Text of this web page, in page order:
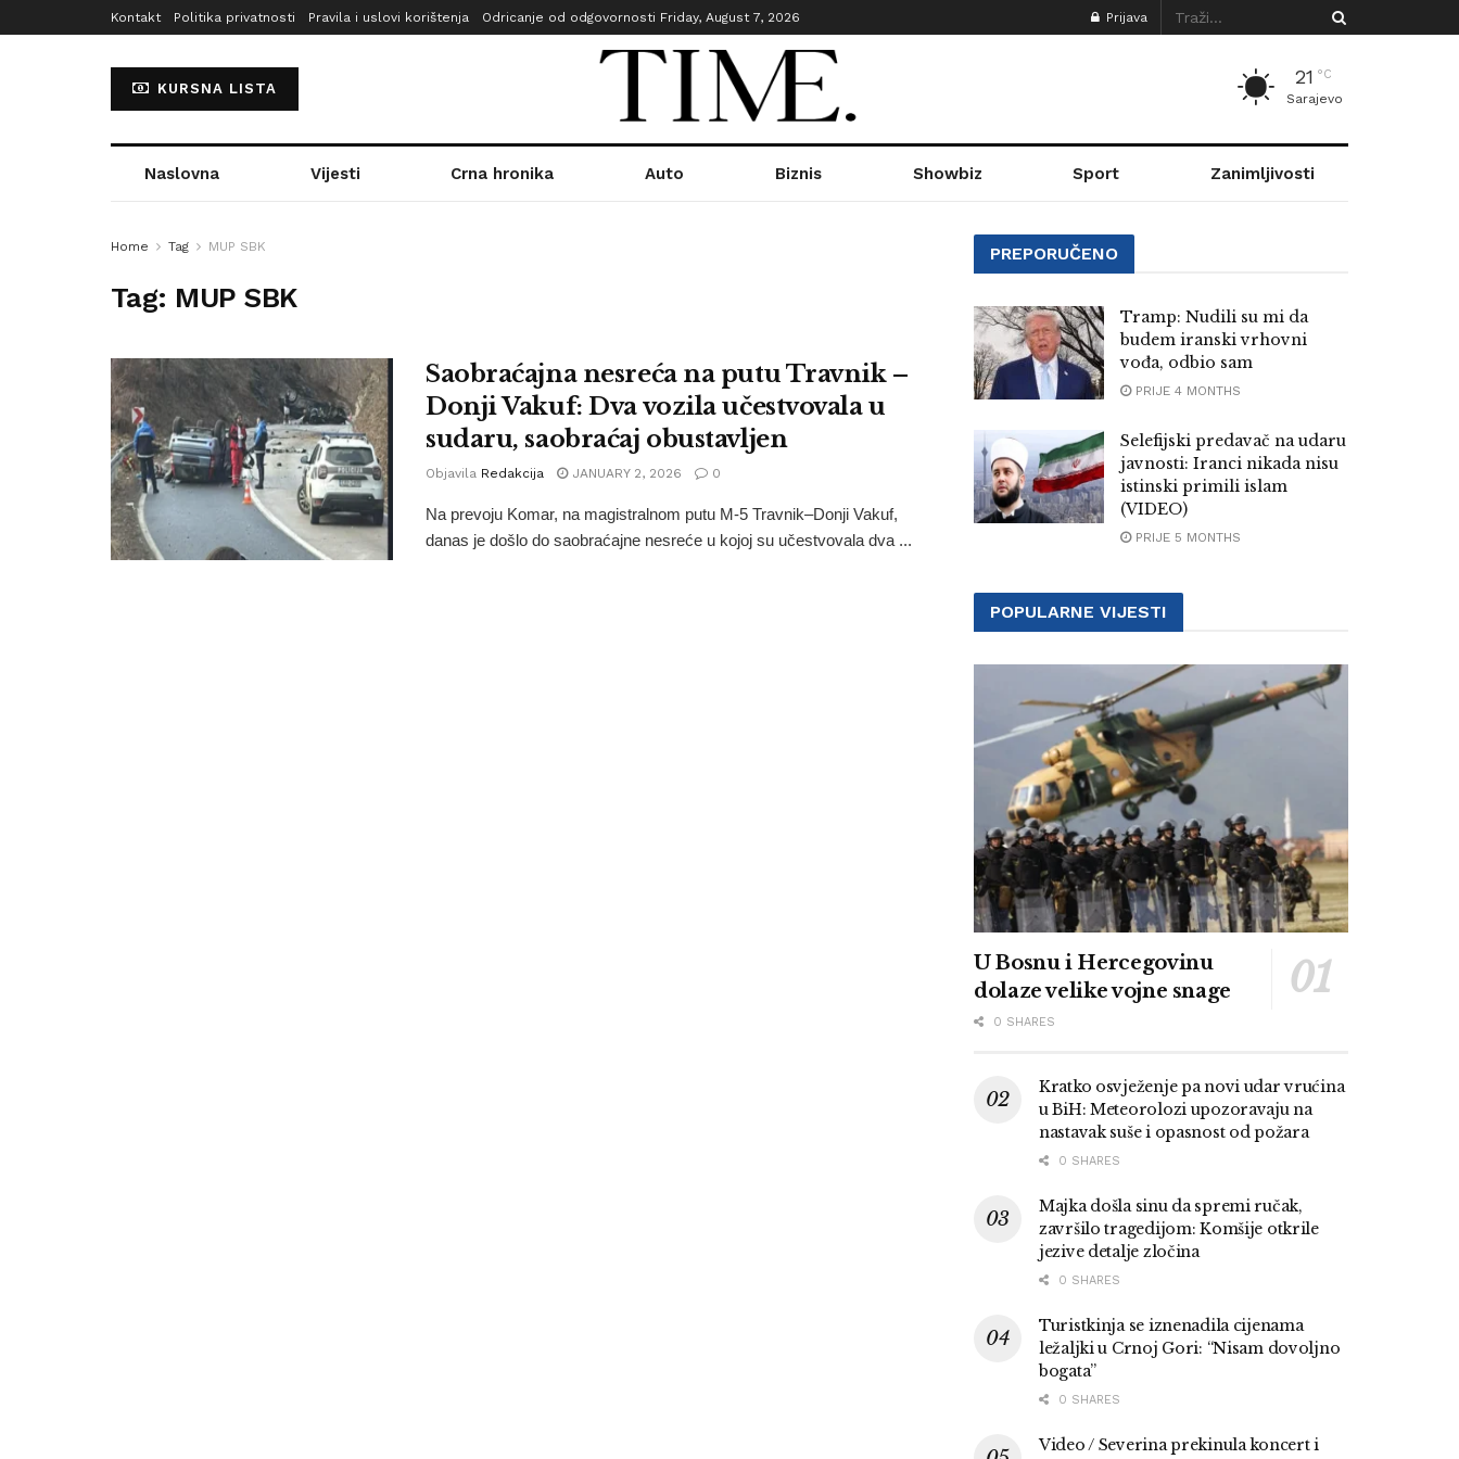
Kontakt Politika privatnosti Pravila i uslovi korištenja Odricanje od odgovornosti Friday, August 7, 2026 Prijava
KURSNA LISTA
21 °C
Sarajevo
Naslovna Vijesti Crna hronika Auto Biznis Showbiz Sport Zanimljivosti
Home Tag MUP SBK
Tag: MUP SBK
Saobraćajna nesreća na putu Travnik –
Donji Vakuf: Dva vozila učestvovala u
sudaru, saobraćaj obustavljen
Objavila Redakcija JANUARY 2, 2026 0
Na prevoju Komar, na magistralnom putu M-5 Travnik–Donji Vakuf,
danas je došlo do saobraćajne nesreće u kojoj su učestvovala dva ...
PREPORUČENO
Tramp: Nudili su mi da
budem iranski vrhovni
vođa, odbio sam
PRIJE 4 MONTHS
Selefijski predavač na udaru
javnosti: Iranci nikada nisu
istinski primili islam
(VIDEO)
PRIJE 5 MONTHS
POPULARNE VIJESTI
U Bosnu i Hercegovinu
dolaze velike vojne snage
0 SHARES
Kratko osvježenje pa novi udar vrućina
u BiH: Meteorolozi upozoravaju na
nastavak suše i opasnost od požara
0 SHARES
Majka došla sinu da spremi ručak,
završilo tragedijom: Komšije otkrile
jezive detalje zločina
0 SHARES
Turistkinja se iznenadila cijenama
ležaljki u Crnoj Gori: “Nisam dovoljno
bogata”
0 SHARES
Video / Severina prekinula koncert i